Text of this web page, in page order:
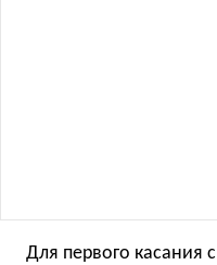
Для первого касания